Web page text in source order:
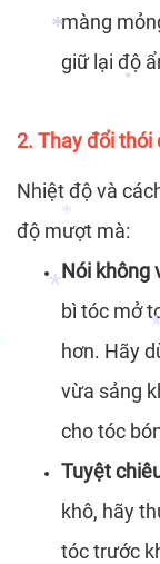
* *
màng
giữ lại độ
2. Thay đổi thói
Nhiệt độ và
độ mượt mà:
Nói không
bì tóc mở
hơn. Hãy
vừa sảng
cho tóc
Tuyệt
khô, hãy
tóc trước